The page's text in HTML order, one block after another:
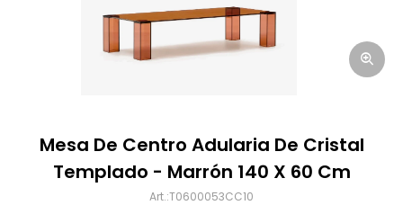
Mesa De Centro Adularia De Cristal
Templado - Marrón 140 X 60 Cm
T0600053CC10
Correo electrónico
Mensaje